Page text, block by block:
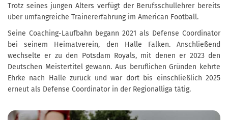
Trotz seines jungen Alters verfügt der Berufsschullehrer bereits
über umfangreiche Trainererfahrung im American Football.
Seine Coaching-Laufbahn begann 2021 als Defense Coordinator
bei seinem Heimatverein, den Halle Falken. Anschließend
wechselte er zu den Potsdam Royals, mit denen er 2023 den
Deutschen Meistertitel gewann. Aus beruflichen Gründen kehrte
Ehrke nach Halle zurück und war dort bis einschließlich 2025
erneut als Defense Coordinator in der Regionalliga tätig.